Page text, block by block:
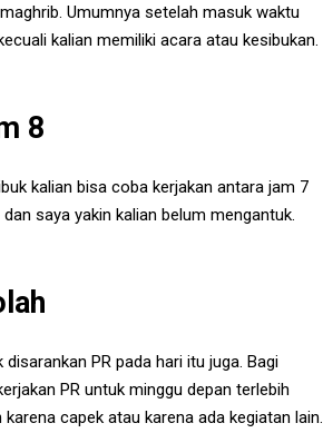
Umumnya setelah masuk waktu
kalian memiliki acara atau kesibukan.
8
kalian bisa coba kerjakan antara jam 7
saya yakin kalian belum mengantuk.
PR pada hari itu juga. Bagi
PR untuk minggu depan terlebih
capek atau karena ada kegiatan lain.